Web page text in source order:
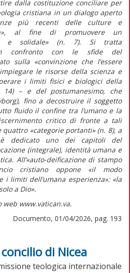
dalla costituzione conciliare per
cristiana in un dialogo aperto
più recenti delle culture e
al fine di promuovere un
e solidale» (n. 7). Si tratta
confronto con le sfide del
sulla «convinzione che l’essere
le risorse della scienza e
i limiti fisici e biologici della
14) – e del postumanesimo, che
fino a decostruire il soggetto
fluido il confine tra l’umano e la
critico di fronte a tali
«categorie portanti» (n. 8), a
dedicato uno dei capitoli del
(integrale), identità umana e
All’«auto-deificazione di stampo
cristiano oppone «il modo
i limiti dell’umana esperienza»: «la
a Dio».
web www.vatican.va.
Documento, 01/04/2026, pag. 193
di Nicea
teologica internazionale